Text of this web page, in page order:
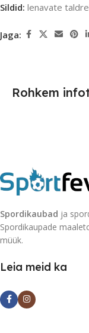
Sildid: lenavate
Jaga:
Rohkem
Spordikaubad ja
Spordikaupade
müük.
Leia meid ka